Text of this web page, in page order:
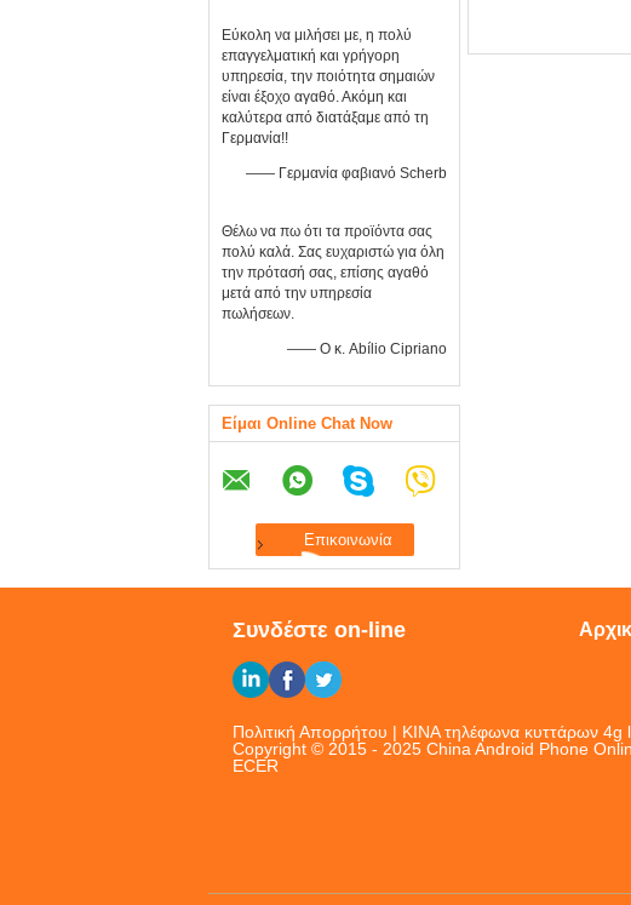
Εύκολη να μιλήσει με, η πολύ
επαγγελματική και γρήγορη
υπηρεσία, την ποιότητα σημαιών
είναι έξοχο αγαθό. Ακόμη και
καλύτερα από διατάξαμε από τη
Γερμανία!!
—— Γερμανία φαβιανό Scherb
Θέλω να πω ότι τα προϊόντα σας
πολύ καλά. Σας ευχαριστώ για όλη
την πρότασή σας, επίσης αγαθό
μετά από την υπηρεσία
πωλήσεων.
—— Ο κ. Abílio Cipriano
Είμαι Online Chat Now
Συνδέστε on-line
Πολιτική Απορρήτου | ΚΙΝΑ τηλέφωνα κυττάρων 4g
Copyright © 2015 - 2025 China Android Phone
ECER